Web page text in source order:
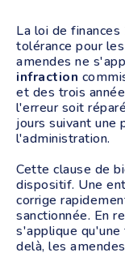
La loi de
tolérance pour
amendes ne
infraction
et des trois
l'erreur soit
jours suivant une
l'administration.
Cette clause de
dispositif. Une
corrige
sanctionnée. En
s'applique qu'une
delà, les